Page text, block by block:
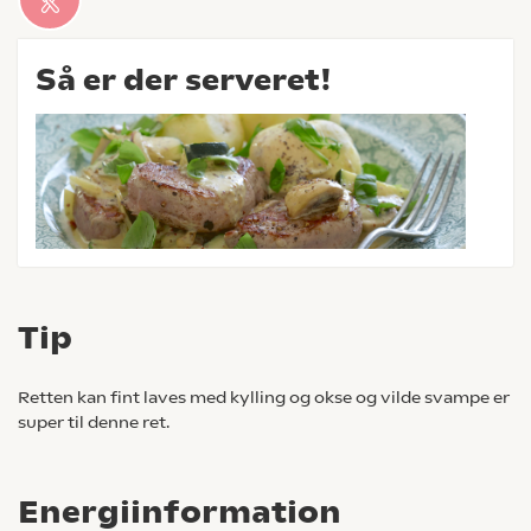
Så er der serveret!
Tip
Retten kan fint laves med kylling og okse og vilde svampe er
super til denne ret.
Energiinformation